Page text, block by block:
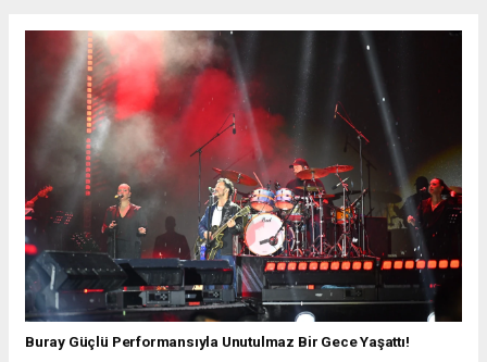
Buray Güçlü Performansıyla Unutulmaz Bir Gece Yaşattı!